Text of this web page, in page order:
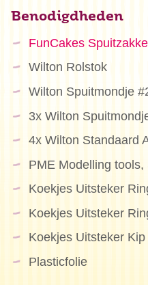
Benodigdheden
FunCakes
Wilton Rolstok
Wilton Spuitmondje
3x Wilton
4x Wilton Standaard
PME Modelling
Koekjes Uitsteker
Koekjes Uitsteker
Koekjes Uitsteker Kip
Plasticfolie